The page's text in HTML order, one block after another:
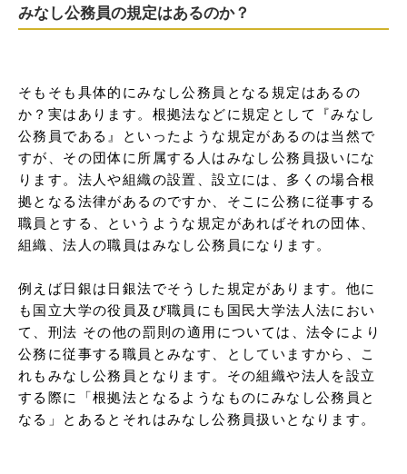
みなし公務員の規定はあるのか？
そもそも具体的にみなし公務員となる規定はあるの
か？実はあります。根拠法などに規定として『みなし
公務員である』といったような規定があるのは当然で
すが、その団体に所属する人はみなし公務員扱いにな
ります。法人や組織の設置、設立には、多くの場合根
拠となる法律があるのですか、そこに公務に従事する
職員とする、というような規定があればそれの団体、
組織、法人の職員はみなし公務員になります。
例えば日銀は日銀法でそうした規定があります。他に
も国立大学の役員及び職員にも国民大学法人法におい
て、刑法 その他の罰則の適用については、法令により
公務に従事する職員とみなす、としていますから、こ
れもみなし公務員となります。その組織や法人を設立
する際に「根拠法となるようなものにみなし公務員と
なる」とあるとそれはみなし公務員扱いとなります。